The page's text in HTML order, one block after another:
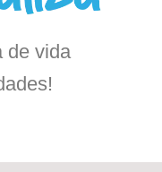
de vida